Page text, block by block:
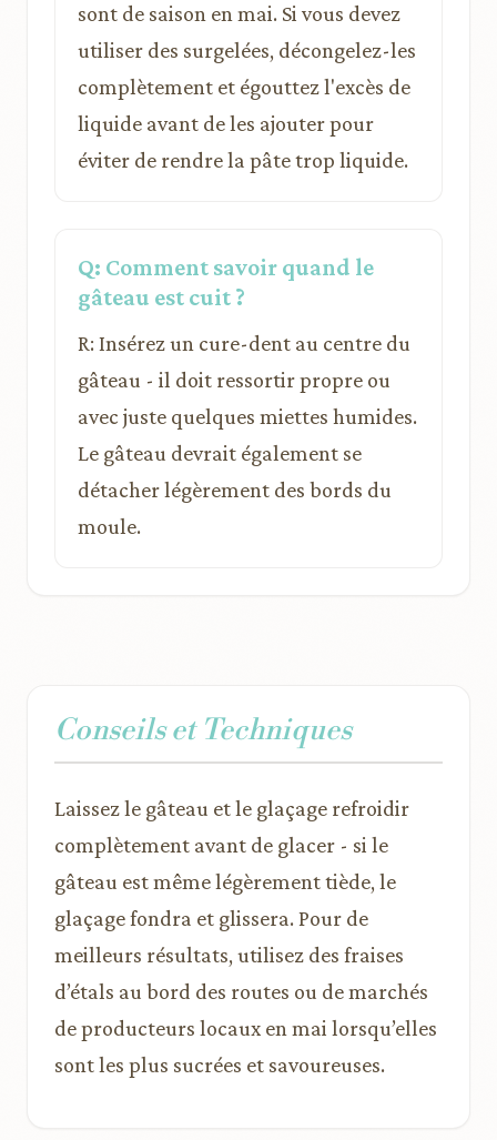
sont de saison en mai. Si vous devez
utiliser des surgelées, décongelez-les
complètement et égouttez l'excès de
liquide avant de les ajouter pour
éviter de rendre la pâte trop liquide.
Q: Comment savoir quand le
gâteau est cuit ?
R: Insérez un cure-dent au centre du
gâteau - il doit ressortir propre ou
avec juste quelques miettes humides.
Le gâteau devrait également se
détacher légèrement des bords du
moule.
Conseils et Techniques
Laissez le gâteau et le glaçage refroidir
complètement avant de glacer - si le
gâteau est même légèrement tiède, le
glaçage fondra et glissera. Pour de
meilleurs résultats, utilisez des fraises
d’étals au bord des routes ou de marchés
de producteurs locaux en mai lorsqu’elles
sont les plus sucrées et savoureuses.